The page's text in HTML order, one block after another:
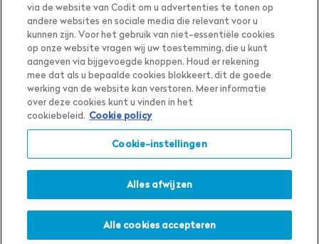
Toon inhoud voor
The Netherlands
Praat met ons
Land The Netherlands
Taal Nederlands
Privacy Notice
Cookie Settings
Whistleblower Policy
via de website van Codit om u advertenties te tonen op
andere websites en sociale media die relevant voor u
kunnen zijn. Voor het gebruik van niet-essentiële cookies
op onze website vragen wij uw toestemming, die u kunt
aangeven via bijgevoegde knoppen. Houd er rekening
mee dat als u bepaalde cookies blokkeert, dit de goede
werking van de website kan verstoren. Meer informatie
over deze cookies kunt u vinden in het
cookiebeleid. Cookie policy
Cookie-instellingen
Alles afwijzen
Alle cookies accepteren